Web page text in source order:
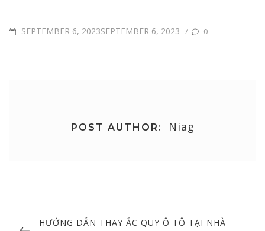
POSTEDSEPTEMBER 6, 2023SEPTEMBER 6, 2023 / 0
POST AUTHOR: Niag
navigation
PREVIOUS
HƯỚNG DẪN THAY ẮC QUY Ô TÔ TẠI NHÀ